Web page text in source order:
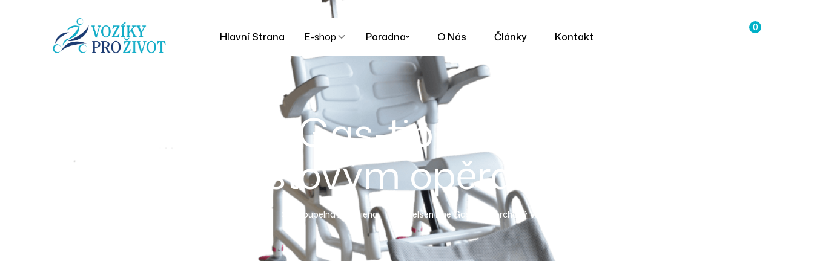
Hlavní Strana E-shop Poradna O Nás Články Kontakt
0
Nielsen Line Gas-tip sprchový vozík s
plastovým opěradlem
Koupelna A Hygiena Nielsen Line Gas-Tip Sprchový Vozík S Plastovým Opěradlem